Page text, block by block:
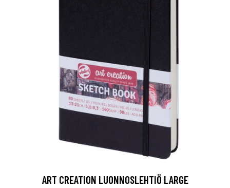
ART CREATION LUONNOSLEHTIÖ LARGE